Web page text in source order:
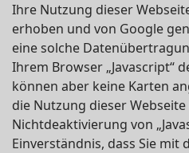
Ihre Nutzung dieser
erhoben und von Google
eine solche
Ihrem Browser „Javascript“
können aber keine Karten
die Nutzung dieser
Nichtdeaktivierung von
Einverständnis, dass Sie